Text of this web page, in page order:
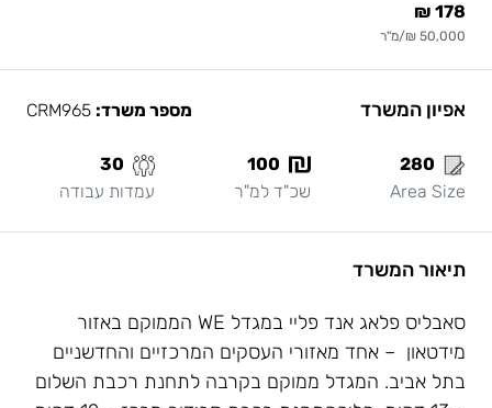
178 ₪
50,000 ₪ /מ"ר
אפיון המשרד מספר משרד:
280
Area Size
100
שכ"ד למ"ר
30
עמדות עבודה
תיאור המשרד
סאבליס פלאג אנד פליי במגדל WE הממוקם באזור
מידטאון – אחד מאזורי העסקים המרכזיים והחדשניים
בתל אביב. המגדל ממוקם בקרבה לתחנת רכבת השלום